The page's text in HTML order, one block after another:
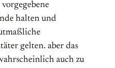
halten und
gelten. aber das
auch zu